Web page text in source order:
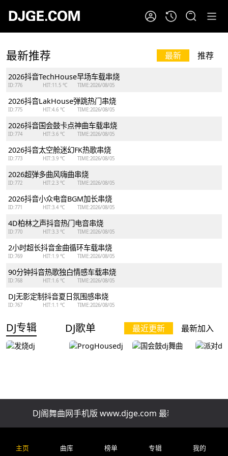
最新推荐 最新 推荐
2026抖音TechHouse早场车载串烧
ID:776 HIT:11.5 ℃ TIME:2026/08/05
2026抖音LakHouse弹跳热门串烧
ID:775 HIT:4.6 ℃ TIME:2026/08/05
2026抖音国会鼓卡点神曲车载串烧
ID:774 HIT:3.6 ℃ TIME:2026/08/05
2026抖音太空舱迷幻FK热歌串烧
ID:773 HIT:3.9 ℃ TIME:2026/08/05
2026超弹多曲风嗨曲串烧
ID:772 HIT:2.3 ℃ TIME:2026/08/05
2026抖音小众电音BGM加长串烧
ID:771 HIT:3.4 ℃ TIME:2026/08/05
4D柏林之声抖音热门电音串烧
ID:770 HIT:3.3 ℃ TIME:2026/08/05
2小时超长抖音金曲循环车载串烧
ID:769 HIT:1.9 ℃ TIME:2026/08/05
90分钟抖音热歌独白情感车载串烧
ID:768 HIT:1.6 ℃ TIME:2026/08/05
DJ无影定制抖音夏日氛围感串烧
ID:767 HIT:1.1 ℃ TIME:2026/08/05
DJ专辑 DJ歌单 最近更新 最新加入
排行榜 精品串烧 慢歌串烧 酒吧串烧 车
全网上头改编新歌一小时自驾连贯车载串烧
DJ阁舞曲网手机版 www.djge.com 最新好听免费下载
主页 曲库 榜单 专辑 我的